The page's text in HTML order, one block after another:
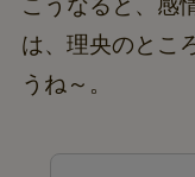
こうなると、感
は、理央のとこ
うね～。